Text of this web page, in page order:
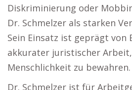
Diskriminierung oder
Dr. Schmelzer als starken
Sein Einsatz ist geprägt von
akkurater juristischer
Menschlichkeit zu bewahren.
Dr. Schmelzer ist für